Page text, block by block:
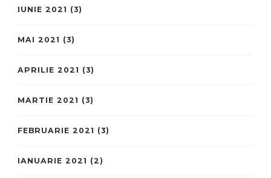
IUNIE 2021 (3)
MAI 2021 (3)
APRILIE 2021 (3)
MARTIE 2021 (3)
FEBRUARIE 2021 (3)
IANUARIE 2021 (2)